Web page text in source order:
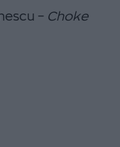
– Choke